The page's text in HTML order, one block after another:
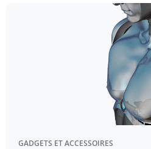
GADGETS ET ACCESSOIRES